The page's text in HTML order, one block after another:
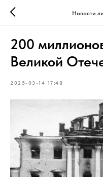
Новости
200
Великой
2025-03-14 17:48